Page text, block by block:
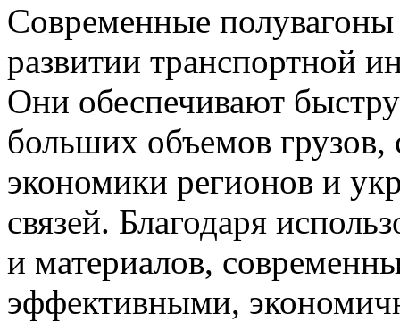
Современные
развитии транспортной
Они обеспечивают
больших объемов
экономики регионов и
связей. Благодаря
и материалов,
эффективными,